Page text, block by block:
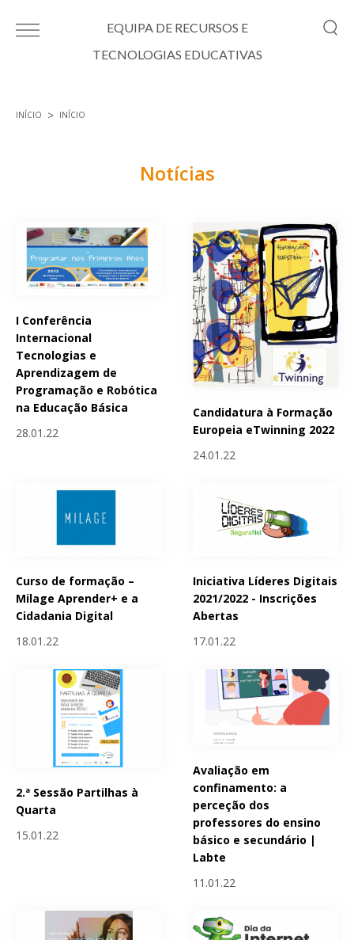
EQUIPA DE RECURSOS E
TECNOLOGIAS EDUCATIVAS
INÍCIO INÍCIO
Notícias
I Conferência
Internacional
Tecnologias e
Aprendizagem de
Programação e Robótica
na Educação Básica
28.01.22
Candidatura à Formação
Europeia eTwinning 2022
24.01.22
Curso de formação –
Milage Aprender+ e a
Cidadania Digital
18.01.22
Iniciativa Líderes Digitais
2021/2022 - Inscrições
Abertas
17.01.22
2.ª Sessão Partilhas à
Quarta
15.01.22
Avaliação em
confinamento: a
perceção dos
professores do ensino
básico e secundário |
Labte
11.01.22
Páginas